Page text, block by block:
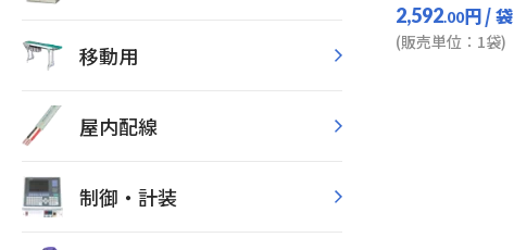
移動用
屋内配線
制御・計装
2,592.00円/ 袋
(販売単位：1袋)